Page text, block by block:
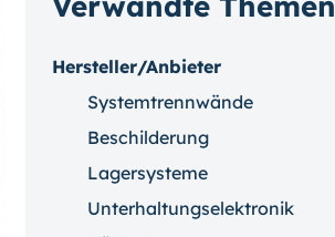
Hersteller/Anbieter
Systemtrennwände
Beschilderung
Lagersysteme
Unterhaltungselektronik